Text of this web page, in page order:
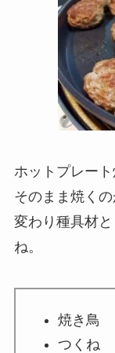
ホットプレー
そのまま焼く
変わり種具材
ね。
焼き鳥
つくね